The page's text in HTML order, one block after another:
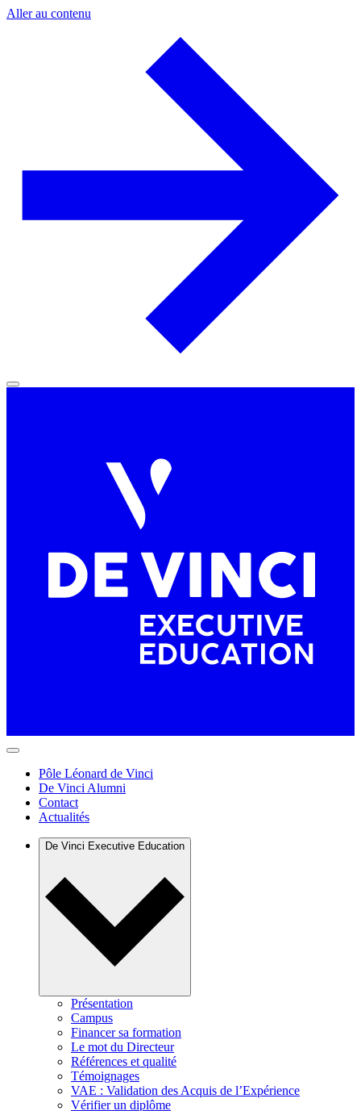
Aller au contenu
Pôle Léonard de Vinci
De Vinci Alumni
Contact
Actualités
De Vinci Executive Education
Présentation
Campus
Financer sa formation
Le mot du Directeur
Références et qualité
Témoignages
VAE : Validation des Acquis de l’Expérience
Vérifier un diplôme